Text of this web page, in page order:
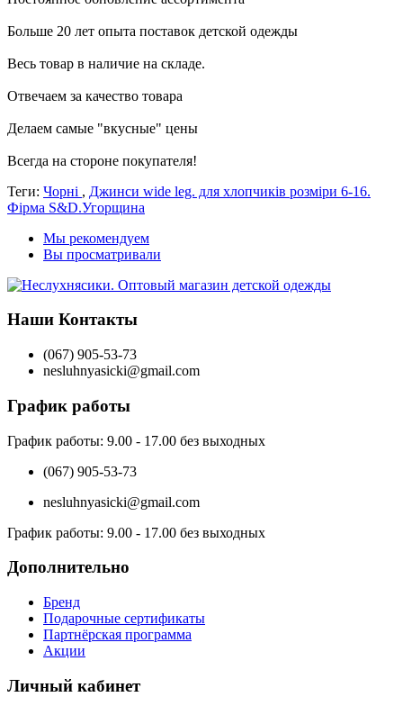
Больше 20 лет опыта поставок детской одежды
Весь товар в наличие на складе.
Отвечаем за качество товара
Делаем самые "вкусные" цены
Всегда на стороне покупателя!
Теги: Чорні , Джинси wide leg. для хлопчиків розміри 6-16.
Фірма S&D.Угорщина
Мы рекомендуем
Вы просматривали
Наши Контакты
(067) 905-53-73
nesluhnyasicki@gmail.com
График работы
График работы: 9.00 - 17.00 без выходных
(067) 905-53-73
nesluhnyasicki@gmail.com
График работы: 9.00 - 17.00 без выходных
Дополнительно
Бренд
Подарочные сертификаты
Партнёрская программа
Акции
Личный кабинет